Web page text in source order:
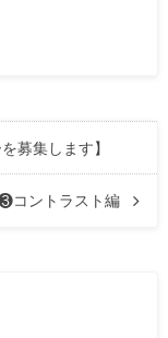
募集します】
コントラスト編